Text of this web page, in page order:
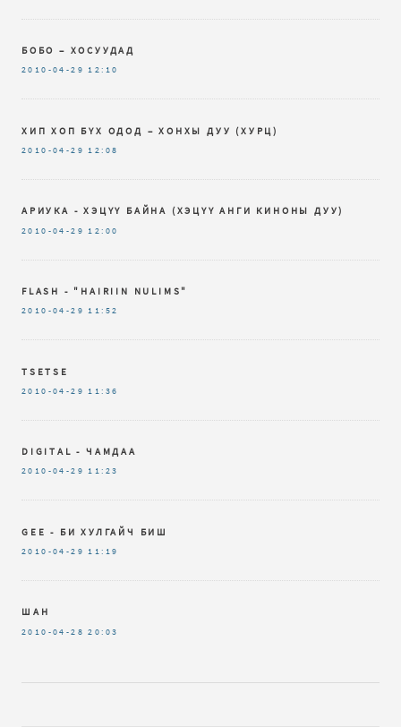
БОБО – ХОСУУДАД
2010-04-29 12:10
ХИП ХОП БҮХ ОДОД – ХОНХЫ ДУУ (ХУРЦ)
2010-04-29 12:08
АРИУКА - ХЭЦҮҮ БАЙНА (ХЭЦҮҮ АНГИ КИНОНЫ ДУУ)
2010-04-29 12:00
FLASH - "HAIRIIN NULIMS"
2010-04-29 11:52
TSETSE
2010-04-29 11:36
DIGITAL - ЧАМДАА
2010-04-29 11:23
GEE - БИ ХУЛГАЙЧ БИШ
2010-04-29 11:19
ШАН
2010-04-28 20:03